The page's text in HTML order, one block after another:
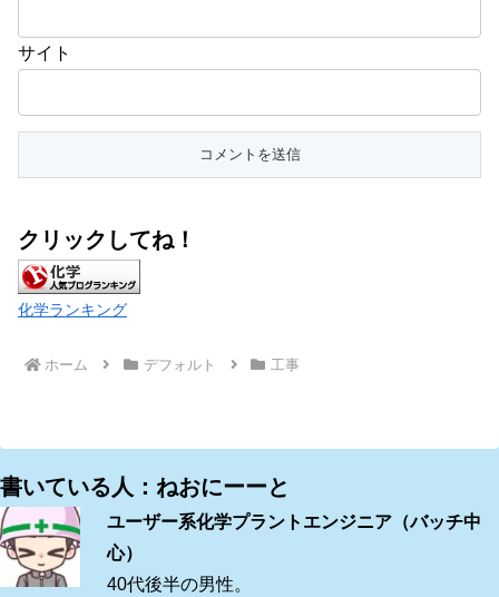
サイト
クリックしてね！
化学ランキング
ホーム デフォルト 工事
書いている人：ねおにーーと
ユーザー系化学プラントエンジニア（バッチ中
心）
40代後半の男性。